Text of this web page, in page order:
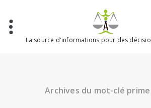
contenu
La source d'informations pour des
Archives du mot-clé